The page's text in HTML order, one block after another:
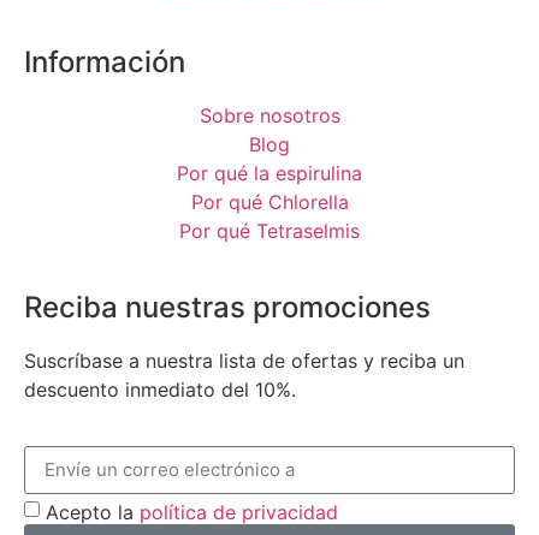
Información
Sobre nosotros
Blog
Por qué la espirulina
Por qué Chlorella
Por qué Tetraselmis
Reciba nuestras promociones
Suscríbase a nuestra lista de ofertas y reciba un
descuento inmediato del 10%.
Acepto la política de privacidad